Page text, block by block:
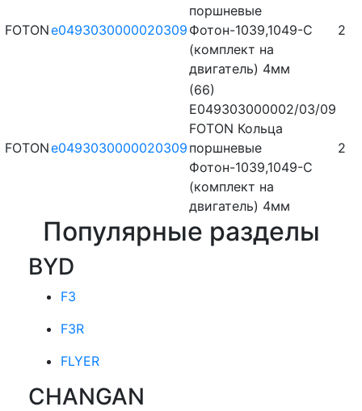
FOTONe0493030000020309
поршневые
Фотон-1039,1049-С
(комплект на
двигатель) 4мм
2
FOTONe0493030000020309
(66)
E049303000002/03/09
FOTON Кольца
поршневые
Фотон-1039,1049-С
(комплект на
двигатель) 4мм
2
Популярные разделы
BYD
F3
F3R
FLYER
CHANGAN